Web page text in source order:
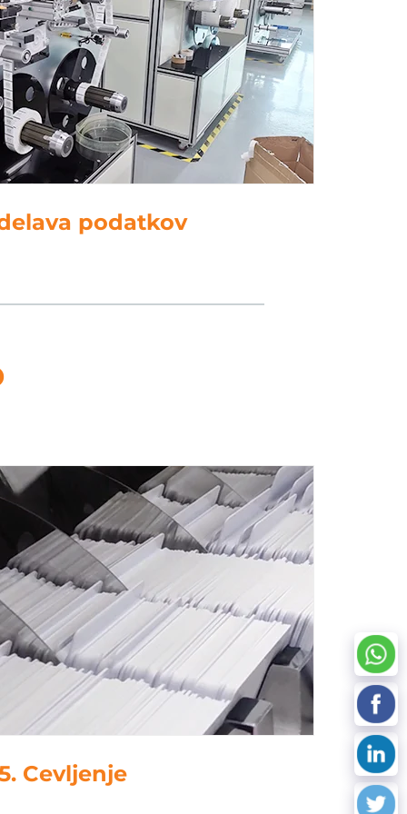
podatkov
Cevljenje